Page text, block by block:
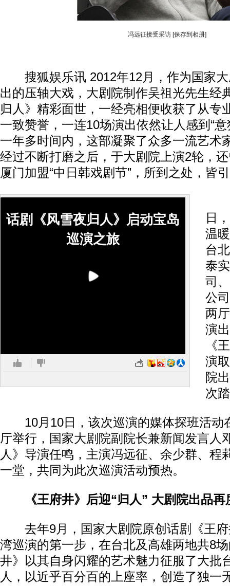
冯远征接受采访 [保存到相册]
搜狐娱乐讯 2012年12月，作为国家大
出的压轴大戏，大剧院制作吴祖光先生
归人》精彩面世，一经亮相便收获了从专
一致赞誉，一连10场演出依然让人感到“
一年多时间内，这部凝聚了众多一流艺术
经过不断打磨之后，于大剧院上演2轮，
厦门加盟“中日韩戏剧节”，所到之处，皆
话剧《风雪夜归人》启动宝岛
巡演之旅
日
温
台
泰
司
公
两
演
《
演
院
次
10月10日，该次巡演的媒体探班活动
厅举行，国家大剧院副院长兼新闻发言人
人》导演任鸣，主演冯远征、余少群、程
一堂，共同为此次巡演活动预热。
《王府井》后迎“归人” 大剧院出品再
去年9月，国家大剧院原创话剧《王府
湾巡演的第一步，在台北及高雄两地共8
井》以其自身闪耀的艺术魅力征服了大批
人，以近乎百分百的上座率，创造了独一